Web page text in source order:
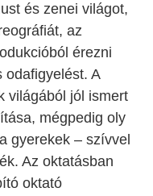
és zenei világot,
az
érezni
odafigyelést. A
világából jól ismert
mégpedig oly
gyerekek – szívvel
Az oktatásban
oktató